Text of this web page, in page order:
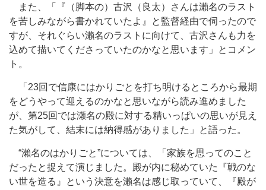
また、「『（脚本の）古沢（良太）さんは瀨名のラスト
を苦しみながら書かれていたよ』と監督経由で伺ったので
すが、それぐらい瀨名のラストに向けて、古沢さんも力を
込めて描いてくださっていたのかなと思います」とコメン
ト。
「23回で信康にはかりごとを打ち明けるところから最期
をどうやって迎えるのかなと思いながら読み進めました
が、第25回では瀬名の殿に対する精いっぱいの思いが見え
た気がして、結末には納得感がありました」と語った。
“瀨名のはかりごと”については、「家族を思ってのこと
だったと捉えて演じました。殿が内に秘めていた『戦のな
い世を造る』という決意を瀨名は感じ取っていて、『殿が